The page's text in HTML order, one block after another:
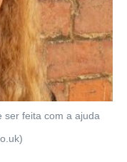
ser feita com a ajuda